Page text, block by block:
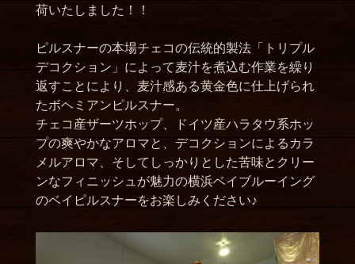
荷いたしました！！
ピルスナーの本場チェコの伝統的製法「トリプル
デコクション」によって麦汁を煮込む作業を繰り
返すことにより、麦汁感ある黄金色に仕上げられ
たボヘミアンピルスナー。
チェコ産ザーツホップ、ドイツ産ハラタウ系ホッ
プの爽やかなアロマと、デコクションによるカラ
メルアロマ、そしてしっかりとした苦味とクリー
ンなフィニッシュが魅力の横浜ベイブルーイング
のベイピルスナーをお楽しみください♪